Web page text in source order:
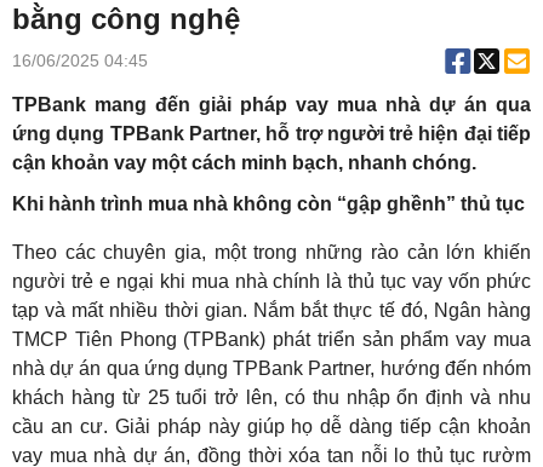
bằng công nghệ
16/06/2025 04:45
TPBank mang đến giải pháp vay mua nhà dự án qua
ứng dụng TPBank Partner, hỗ trợ người trẻ hiện đại tiếp
cận khoản vay một cách minh bạch, nhanh chóng.
Khi hành trình mua nhà không còn “gập ghềnh” thủ tục
Theo các chuyên gia, một trong những rào cản lớn khiến
người trẻ e ngại khi mua nhà chính là thủ tục vay vốn phức
tạp và mất nhiều thời gian. Nắm bắt thực tế đó, Ngân hàng
TMCP Tiên Phong (TPBank) phát triển sản phẩm vay mua
nhà dự án qua ứng dụng TPBank Partner, hướng đến nhóm
khách hàng từ 25 tuổi trở lên, có thu nhập ổn định và nhu
cầu an cư. Giải pháp này giúp họ dễ dàng tiếp cận khoản
vay mua nhà dự án, đồng thời xóa tan nỗi lo thủ tục rườm